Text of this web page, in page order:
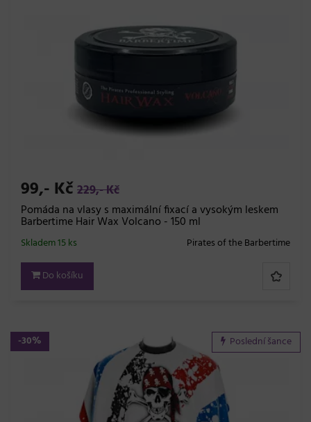
99,- Kč 229,- Kč
Pomáda na vlasy s maximální fixací a vysokým leskem
Barbertime Hair Wax Volcano - 150 ml
Pirates of the Barbertime
Skladem 15 ks
Do košíku
-30% Poslední šance